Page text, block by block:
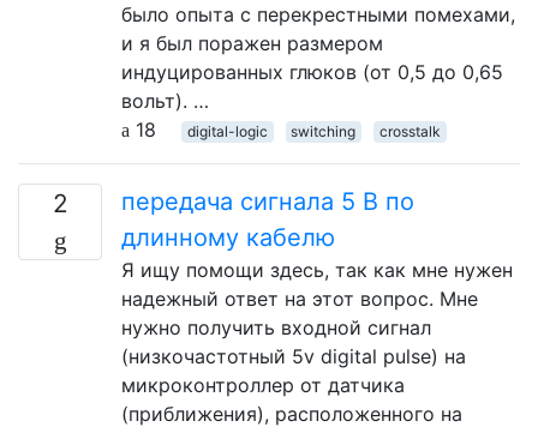
было опыта с перекрестными помехами,
и я был поражен размером
индуцированных глюков (от 0,5 до 0,65
вольт). …
18
digital-logic switching crosstalk
2
передача сигнала 5 В по
длинному кабелю
Я ищу помощи здесь, так как мне нужен
надежный ответ на этот вопрос. Мне
нужно получить входной сигнал
(низкочастотный 5v digital pulse) на
микроконтроллер от датчика
(приближения), расположенного на